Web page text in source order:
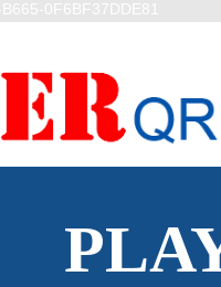
0F6BF37DDE81